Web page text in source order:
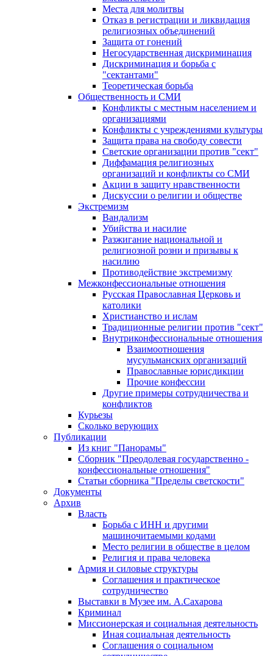
Места для молитвы
Отказ в регистрации и ликвидация
религиозных объединений
Защита от гонений
Негосударственная дискриминация
Дискриминация и борьба с
"сектантами"
Теоретическая борьба
Общественность и СМИ
Конфликты с местным населением и
организациями
Конфликты с учреждениями культуры
Защита права на свободу совести
Светские организации против "сект"
Диффамация религиозных
организаций и конфликты со СМИ
Акции в защиту нравственности
Дискуссии о религии и обществе
Экстремизм
Вандализм
Убийства и насилие
Разжигание национальной и
религиозной розни и призывы к
насилию
Противодействие экстремизму
Межконфессиональные отношения
Русская Православная Церковь и
католики
Христианство и ислам
Традиционные религии против "сект"
Внутриконфессиональные отношения
Взаимоотношения
мусульманских организаций
Православные юрисдикции
Прочие конфессии
Другие примеры сотрудничества и
конфликтов
Курьезы
Сколько верующих
Публикации
Из книг "Панорамы"
Сборник "Преодолевая государственно -
конфессиональные отношения"
Статьи сборника "Пределы светскости"
Документы
Архив
Власть
Борьба с ИНН и другими
машиночитаемыми кодами
Место религии в обществе в целом
Религия и права человека
Армия и силовые структуры
Соглашения и практическое
сотрудничество
Выставки в Музее им. А.Сахарова
Криминал
Миссионерская и социальная деятельность
Иная социальная деятельность
Соглашения о социальном